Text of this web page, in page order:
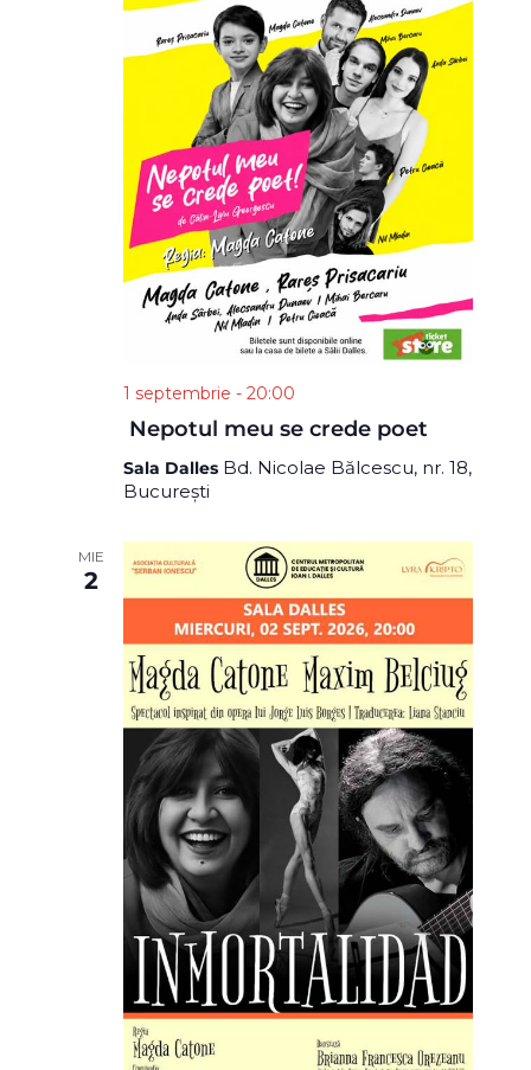
T
E
S
E
A
R
C
H
A
N
D
V
E
W
A
V
G
A
T
I
O
N
E
W
S
V
G
A
T
I
O
N
1 septembrie - 20:00
Nepotul meu se crede poet
Sala Dalles Bd. Nicolae Bălcescu, nr. 18,
București
MIE
2